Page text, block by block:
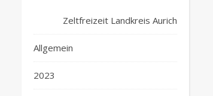
Zeltfreizeit Landkreis Aurich
Allgemein
2023